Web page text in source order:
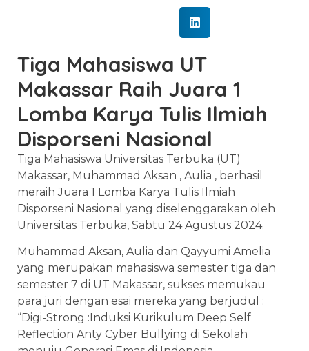
Tiga Mahasiswa UT
Makassar Raih Juara 1
Lomba Karya Tulis Ilmiah
Disporseni Nasional
Tiga Mahasiswa Universitas Terbuka (UT)
Makassar, Muhammad Aksan , Aulia , berhasil
meraih Juara 1 Lomba Karya Tulis Ilmiah
Disporseni Nasional yang diselenggarakan oleh
Universitas Terbuka, Sabtu 24 Agustus 2024.
Muhammad Aksan, Aulia dan Qayyumi Amelia
yang merupakan mahasiswa semester tiga dan
semester 7 di UT Makassar, sukses memukau
para juri dengan esai mereka yang berjudul :
“Digi-Strong :Induksi Kurikulum Deep Self
Reflection Anty Cyber Bullying di Sekolah